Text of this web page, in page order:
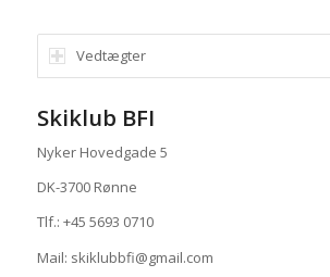
Vedtægter
Skiklub BFI
Nyker Hovedgade 5
DK-3700 Rønne
Tlf.: +45 5693 0710
Mail: skiklubbfi@gmail.com